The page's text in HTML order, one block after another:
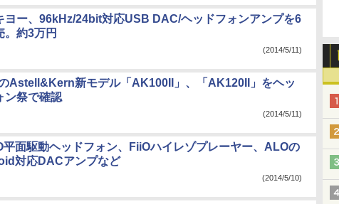
ヨー、96kHz/24bit対応USB DAC/ヘッドフォンアンプを6
。約3万円
(2014/5/11)
Astell&Kern新モデル「AK100II」、「AK120II」をヘッ
ン祭で確認
(2014/5/11)
平面駆動ヘッドフォン、FiiOハイレゾプレーヤー、ALOの
対応DACアンプなど
(2014/5/10)